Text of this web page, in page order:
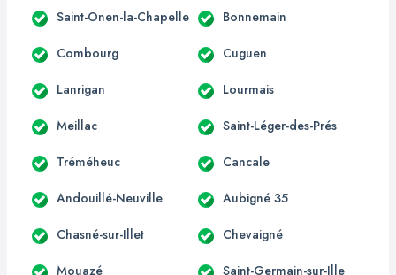
Saint-Onen-la-Chapelle Bonnemain
Combourg Cuguen
Lanrigan Lourmais
Meillac Saint-Léger-des-Prés
Tréméheuc Cancale
Andouillé-Neuville Aubigné 35
Chasné-sur-Illet Chevaigné
Mouazé Saint-Germain-sur-Ille